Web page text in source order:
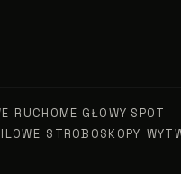
RUCHOME GŁOWY SPOT
STROBOSKOPY